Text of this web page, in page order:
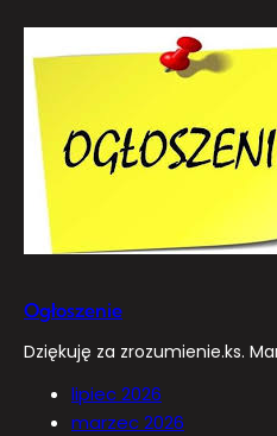
Ogłoszenie
Dziękuję za zrozumienie.ks.
lipiec 2026
marzec 2026